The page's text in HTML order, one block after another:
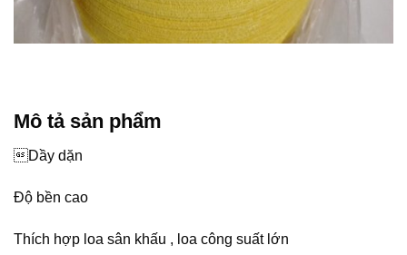
Mô tả sản phẩm
Dầy dặn
Độ bền cao
Thích hợp loa sân khấu , loa công suất lớn